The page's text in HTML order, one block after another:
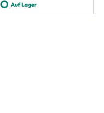
Auf Lager